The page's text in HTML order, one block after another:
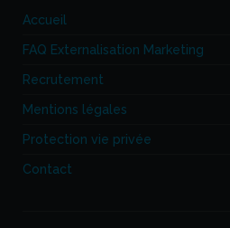
Accueil
FAQ Externalisation Marketing
Recrutement
Mentions légales
Protection vie privée
Contact